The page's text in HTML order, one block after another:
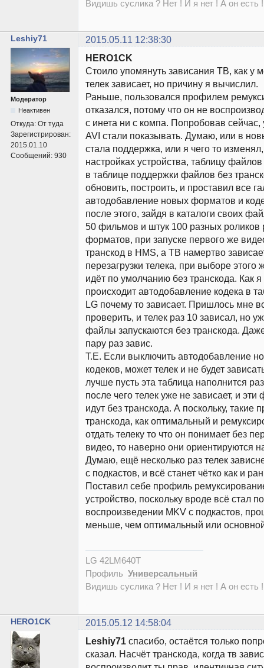
Видишь суслика ? Нет ! И я нет ! А он есть
Leshiy71 2015.05.11 12:38:30
Модератор
Неактивен
Откуда: От туда
Зарегистрирован:
2015.01.10
Сообщений: 930
HERO1CK
Стоило упомянуть зависания ТВ, как у
телек зависает, но причину я вычислил.
Раньше, пользовался профилем
отказался, потому что он не
с инета ни с компа. Попробовав сейчас,
AVI стали показывать. Думаю, или в
стала поддержка, или я чего то
настройках устройства, таблицу
в таблице поддержки файлов без
обновить, построить, и проставил все
автодобавление новых форматов и
после этого, зайдя в каталоги своих
50 фильмов и штук 100 разных роликов
форматов, при запуске первого же
транскод в HMS, а ТВ намертво
перезагрузки телека, при выборе этого
идёт по умолчанию без транскода. Как
происходит автодобавление кодека в
LG почему то зависает. Пришлось мне
проверить, и телек раз 10 зависал, но
файлы запускаются без транскода.
пару раз завис.
Т.Е. Если выключить автодобавление
кодеков, может телек и не будет
лучше пусть эта таблица наполнится
после чего телек уже не зависает, и
идут без транскода. А поскольку, такие
транскода, как оптимальный и
отдать телеку то что он понимает без
видео, то наверно они ориентируются
Думаю, ещё несколько раз телек
с подкастов, и всё станет чётко как и
Поставил себе профиль
устройство, поскольку вроде всё стал
воспроизведении MKV с подкастов,
меньше, чем оптимальный или
LG 42LM640T
Профиль Универсальный
Видишь суслика ? Нет ! И я нет ! А он есть
HERO1CK
2015.05.12 14:58:04
Leshiy71 спасибо, остаётся только
сказал. Насчёт транскода, когда тв